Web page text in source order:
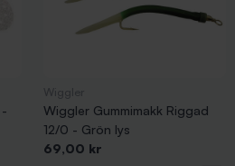
Wiggler Gummimakk Riggad
12/0 - Grön lys
Pris
69,00 kr